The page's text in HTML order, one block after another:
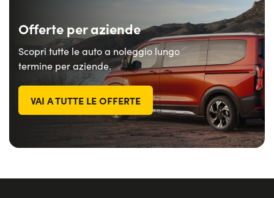
Offerte per aziende
Scopri tutte le auto a noleggio lungo
termine per aziende.
VAI A TUTTE LE OFFERTE